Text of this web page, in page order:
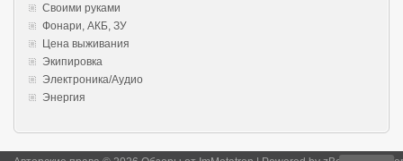
Своими руками
Фонари, АКБ, ЗУ
Цена выживания
Экипировка
Электроника/Аудио
Энергия